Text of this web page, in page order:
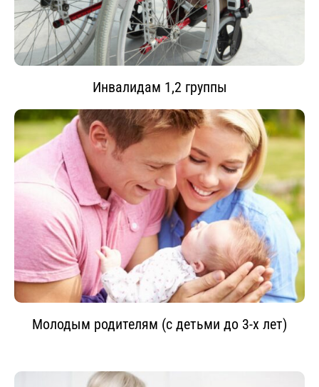
Инвалидам 1,2 группы
Молодым родителям (с детьми до 3-х лет)